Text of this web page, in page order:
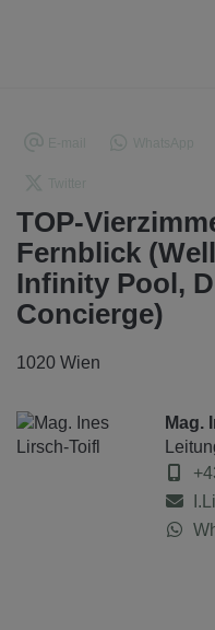
TOP-
Fernblick
Infinity Pool,
Concierge)
1020 Wien
Mag.